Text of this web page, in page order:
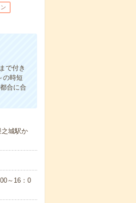
で付き
の時短
合に合
城駅か
～16：0